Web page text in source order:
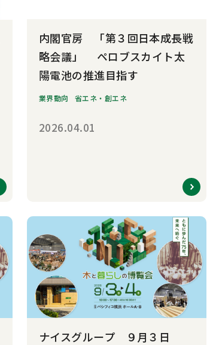
内閣官房 「第３回日本成長戦
略会議」 ペロブスカイト太
陽電池の推進目指す
業界動向 省エネ・創エネ
2026.04.01
ナイスグループ ９月３日